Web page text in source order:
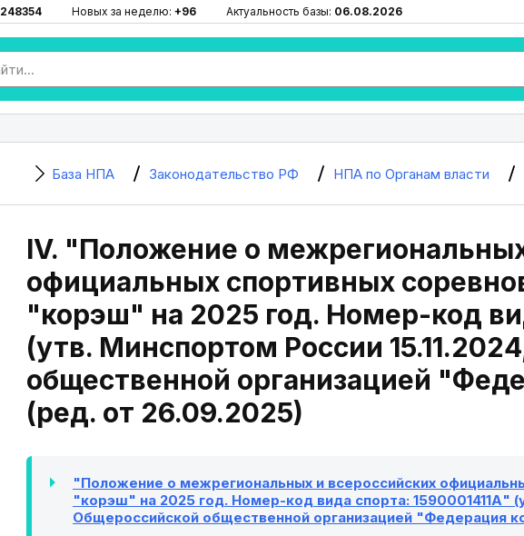
248354 Новых за неделю: +96 Актуальность базы: 06.08.2026
База НПА Законодательство РФ НПА по Органам власти
IV. "Положение о
официальных спортивных
"корэш" на 2025 год. Номер-код
(утв. Минспортом России
общественной организацией
(ред. от 26.09.2025)
"Положение о межрегиональных и всероссийских
"корэш" на 2025 год. Номер-код вида спорта: 1590001411А"
Общероссийской общественной организацией "Федерация